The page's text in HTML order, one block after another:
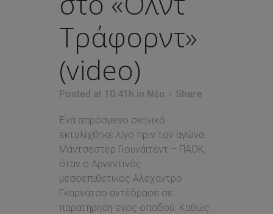
Τράφορντ»
(video)
Posted at 10:41h in Νέα Share
Ένα απρόσμενο σκηνικό
εκτυλίχθηκε λίγο πριν τον αγώνα
Μάντσεστερ Γιουνάιτεντ – ΠΑΟΚ,
όταν ο Αργεντινός
μεσοεπιθετικός Αλεχάντρο
Γκαρνάτσο αντέδρασε σε
παρατήρηση ενός οπαδού. Καθώς